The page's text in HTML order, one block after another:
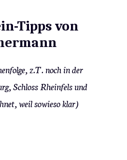
Tipps von
z.T. noch in der
Schloss Rheinfels und
weil sowieso klar)